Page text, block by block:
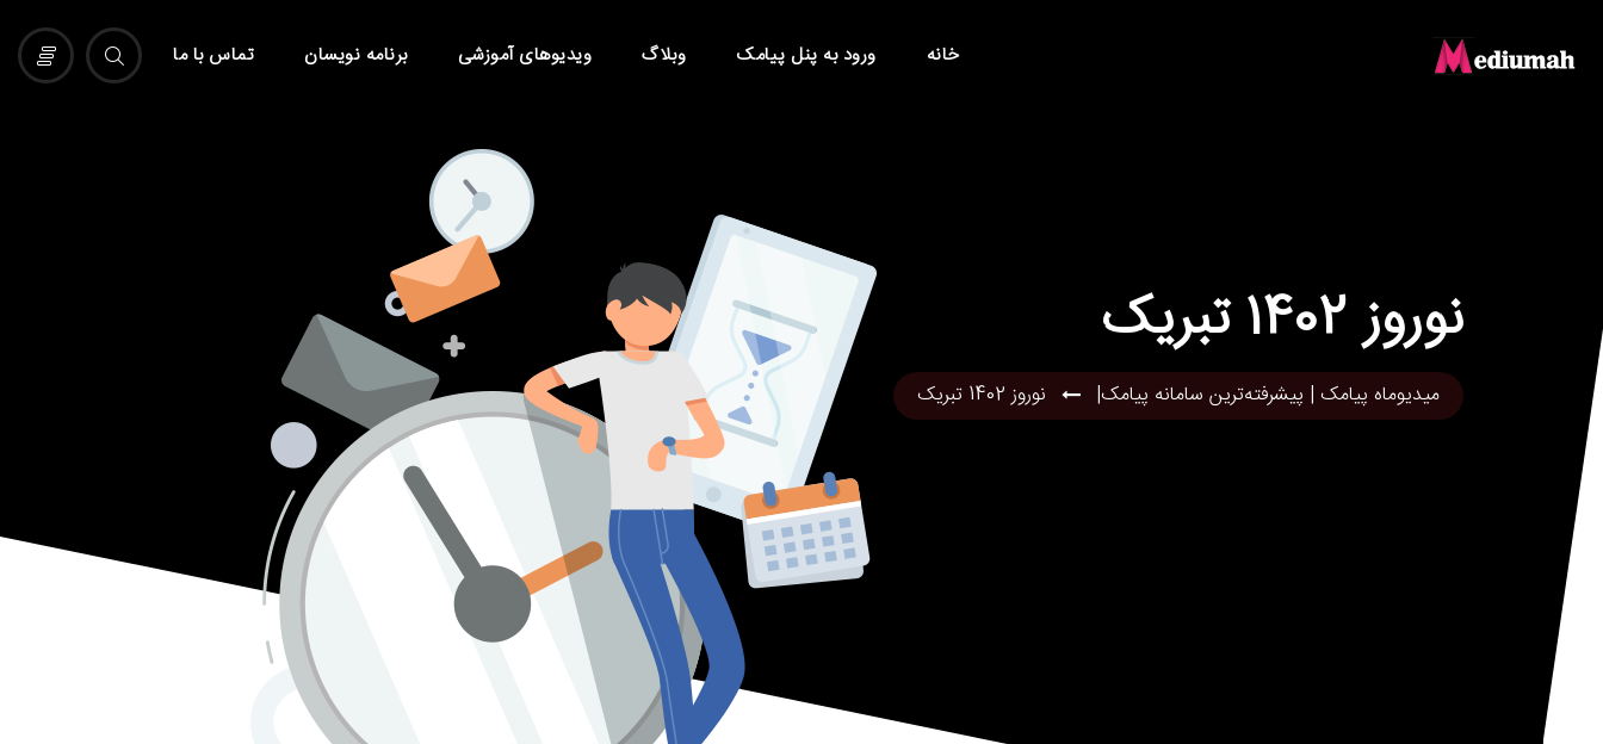
خانه ورود به پنل پیامک وبلاگ ویدیوهای آموزشی برنامه نویسان تماس با ما
نوروز 1402 تبریک
میدیوماه پیامک | پیشرفته‌ترین سامانه پیامک| نوروز 1402 تبریک